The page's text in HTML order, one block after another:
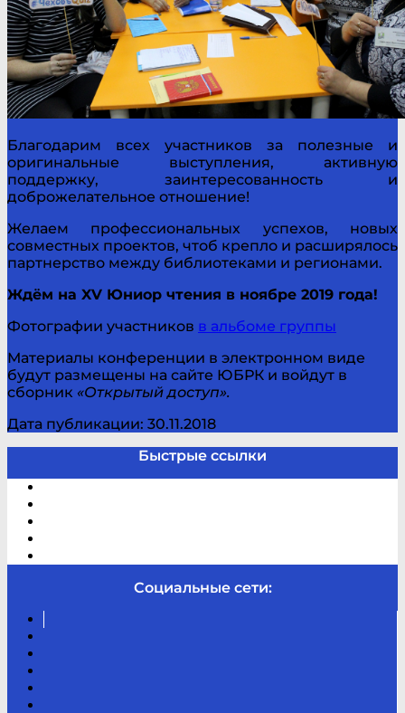
Благодарим всех участников за полезные и
оригинальные выступления, активную
поддержку, заинтересованность и
доброжелательное отношение!
Желаем профессиональных успехов, новых
совместных проектов, чтоб крепло и расширялось
партнерство между библиотеками и регионами.
Ждём на XV Юниор чтения в ноябре 2019 года!
Фотографии участников в альбоме группы
Материалы конференции в электронном виде
будут размещены на сайте ЮБРК и войдут в
сборник «Открытый доступ».
Дата публикации: 30.11.2018
Быстрые ссылки
Социальные сети: